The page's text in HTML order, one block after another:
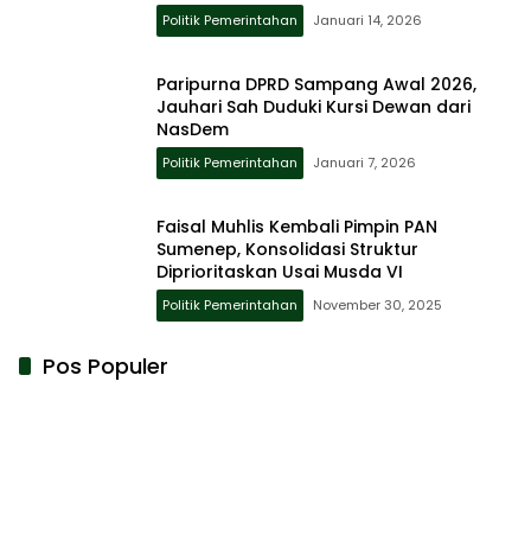
Politik Pemerintahan Januari 14, 2026
Paripurna DPRD Sampang Awal 2026,
Jauhari Sah Duduki Kursi Dewan dari
NasDem
Politik Pemerintahan Januari 7, 2026
Faisal Muhlis Kembali Pimpin PAN
Sumenep, Konsolidasi Struktur
Diprioritaskan Usai Musda VI
Politik Pemerintahan November 30, 2025
Pos Populer